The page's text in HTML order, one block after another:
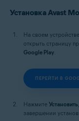
Установка Avast
На своем
открыть страницу
Google Play.
ПЕРЕЙТИ В
Нажмите Установить
завершении